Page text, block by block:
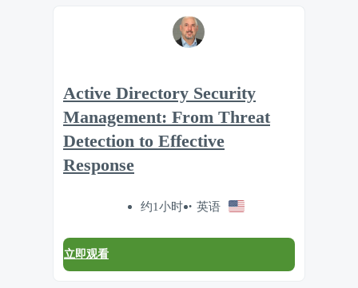
Active Directory Security
Management: From Threat
Detection to Effective
Response
约1小时 英语
立即观看